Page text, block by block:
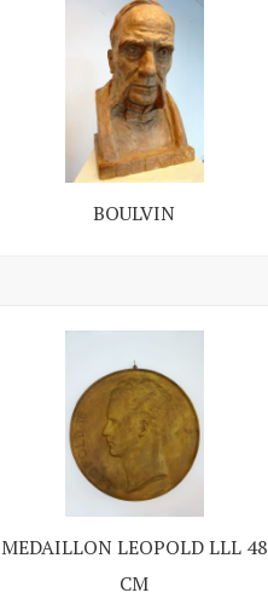
BOULVIN
MEDAILLON LEOPOLD LLL 48
CM